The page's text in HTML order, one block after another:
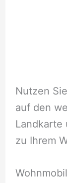
Nutzen
auf den
Landkarte
zu Ihrem